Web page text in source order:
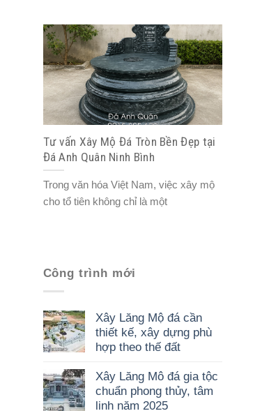
Tư vấn Xây Mộ Đá Tròn Bền Đẹp tại
Đá Anh Quân Ninh Bình
Trong văn hóa Việt Nam, việc xây mộ
cho tổ tiên không chỉ là một
Công trình mới
Xây Lăng Mộ đá cần
thiết kế, xây dựng phù
hợp theo thế đất
Xây Lăng Mô đá gia tộc
chuẩn phong thủy, tâm
linh năm 2025